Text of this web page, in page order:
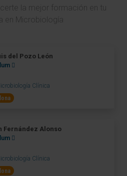
la mejor formación en tu
en Microbiología
del Pozo León
Clínica
Fernández Alonso
Clínica